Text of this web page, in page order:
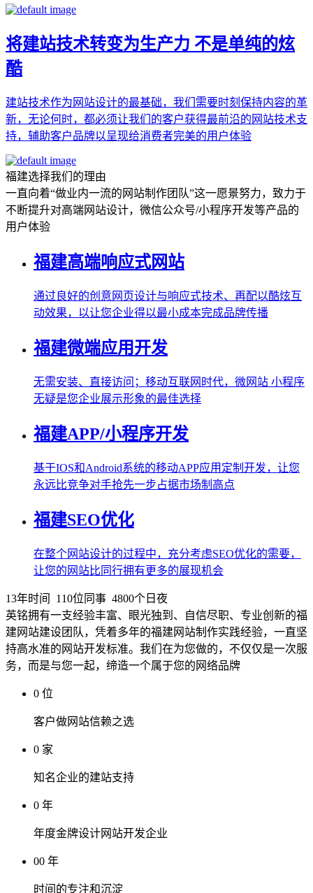
将建站技术转变为生产力 不是单纯的炫
酷
建站技术作为网站设计的最基础，我们需要时刻保持内容的革
新，无论何时，都必须让我们的客户获得最前沿的网站技术支
持，辅助客户品牌以呈现给消费者完美的用户体验
福建选择我们的理由
一直向着“做业内一流的网站制作团队”这一愿景努力，致力于
不断提升对高端网站设计，微信公众号/小程序开发等产品的
用户体验
福建高端响应式网站
通过良好的创意网页设计与响应式技术、再配以酷炫互
动效果，以让您企业得以最小成本完成品牌传播
福建微端应用开发
无需安装、直接访问；移动互联网时代，微网站 小程序
无疑是您企业展示形象的最佳选择
福建APP/小程序开发
基于IOS和Android系统的移动APP应用定制开发，让您
永远比竞争对手抢先一步占据市场制高点
福建SEO优化
在整个网站设计的过程中，充分考虑SEO优化的需要，
让您的网站比同行拥有更多的展现机会
13年时间 110位同事 4800个日夜
英铭拥有一支经验丰富、眼光独到、自信尽职、专业创新的福
建网站建设团队，凭着多年的福建网站制作实践经验，一直坚
持高水准的网站开发标准。我们在为您做的，不仅仅是一次服
务，而是与您一起，缔造一个属于您的网络品牌
0 位
客户做网站信赖之选
0 家
知名企业的建站支持
0 年
年度金牌设计网站开发企业
00 年
时间的专注和沉淀